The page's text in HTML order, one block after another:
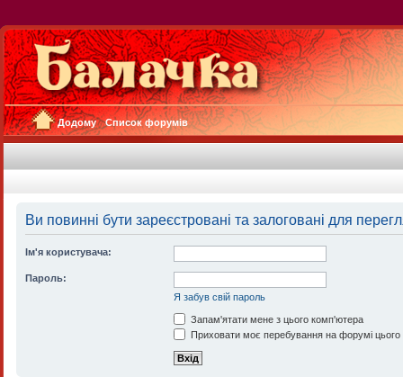
Додому Список форумів
Ви повинні бути зареєстровані та залоговані для
Ім'я користувача:
Пароль:
Я забув свій пароль
Запам'ятати мене з цього комп'ютера
Приховати моє перебування на форумі цього